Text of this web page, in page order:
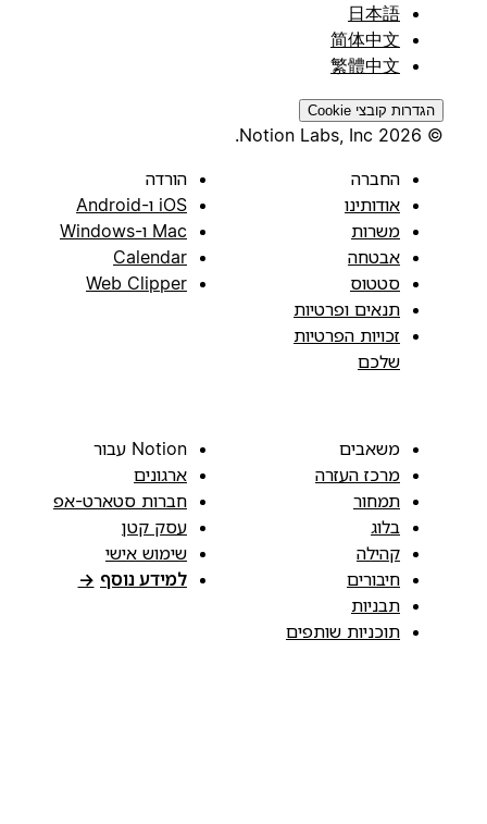
日本語
简体中文
繁體中文
הגדרות קובצי Cookie
החברה
אודותינו
משרות
אבטחה
סטטוס
תנאים ופרטיות
זכויות הפרטיות
שלכם
הורדה
iOS ו-Android
Mac ו-Windows
Calendar
Web Clipper
משאבים
מרכז העזרה
תמחור
בלוג
קהילה
חיבורים
תבניות
תוכניות שותפים
Notion עבור
ארגונים
חברות סטארט-אפ
עסק קטן
שימוש אישי
למידע נוסף →